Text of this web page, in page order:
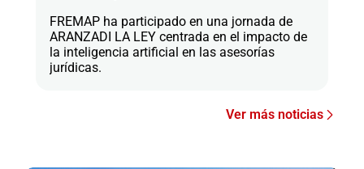
FREMAP ha participado en una jornada de
ARANZADI LA LEY centrada en el impacto de
la inteligencia artificial en las asesorías
jurídicas.
Ver más noticias